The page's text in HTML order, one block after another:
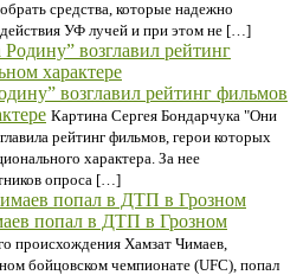
средства, которые надежно
УФ лучей и при этом не […]
возглавил рейтинг фильмов
Картина Сергея Бондарчука "Они
рейтинг фильмов, герои которых
характера. За нее
опроса […]
попал в ДТП в Грозном
происхождения Хамзат Чимаев,
бойцовском чемпионате (UFC), попал